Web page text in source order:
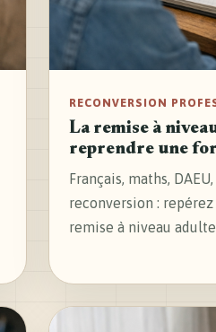
RECONVERSION
La remise à
reprendre une
Français, maths,
reconversion :
remise à niveau